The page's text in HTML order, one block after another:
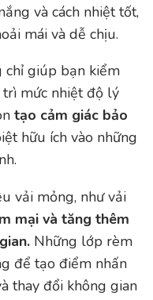
và cách nhiệt tốt,
mái và dễ chịu.
chỉ giúp bạn kiểm
mức nhiệt độ lý
tạo cảm giác bảo
hữu ích vào những
vải mỏng, như vải
mại và tăng thêm
Những lớp rèm
để tạo điểm nhấn
thay đổi không gian